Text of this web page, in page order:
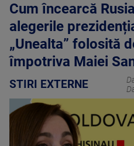
Cum încearcă
alegerile
„Unealta” folosită
împotriva Maiei
STIRI EXTERNE